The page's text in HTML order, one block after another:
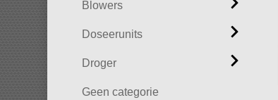
Blowers
Doseerunits
Droger
Geen categorie